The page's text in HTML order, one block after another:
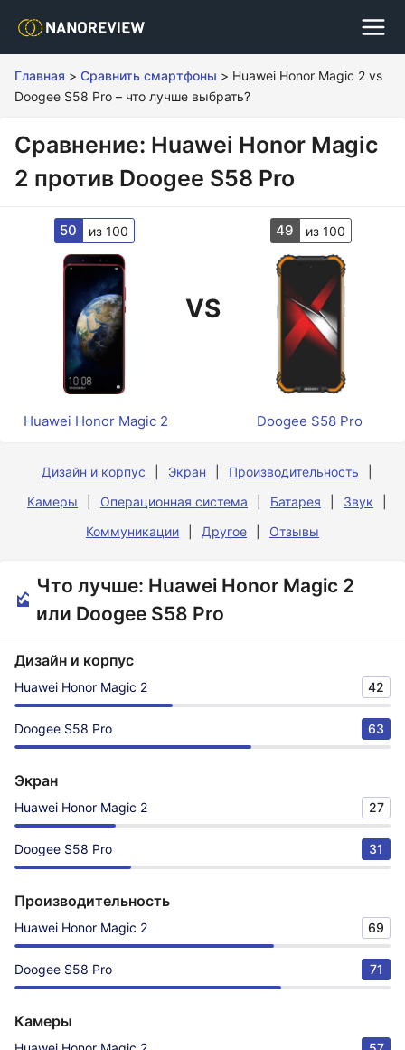
Главная > Сравнить смартфоны > Huawei Honor Magic 2 vs
Doogee S58 Pro – что лучше выбрать?
Сравнение: Huawei Honor Magic
2 против Doogee S58 Pro
50 из 100
VS
49 из 100
Huawei Honor Magic 2 Doogee S58 Pro
Дизайн и корпус Экран
Производительность
Камеры
Операционная система Батарея
Звук
Коммуникации
Другое Отзывы
Что лучше: Huawei Honor Magic 2
или Doogee S58 Pro
Дизайн и корпус
Huawei Honor Magic 2 42
Doogee S58 Pro 63
Экран
Huawei Honor Magic 2 27
Doogee S58 Pro 31
Производительность
Huawei Honor Magic 2 69
Doogee S58 Pro 71
Камеры